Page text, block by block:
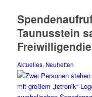
Taunusstein
Aktuelles,Neuheiten